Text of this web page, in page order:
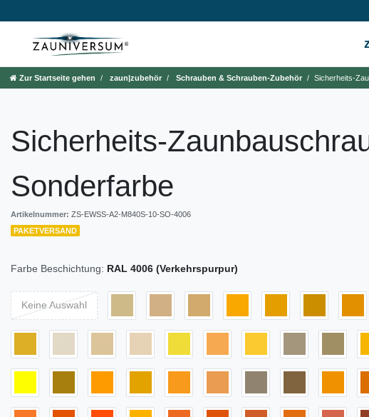
Zur Startseite gehen zaun|zubehör Schrauben & Schrauben-Zubehör Sicherheits-
Sicherheits-
Sonderfarbe
Artikelnummer: ZS-EWSS-A2-M840S-10-SO-4006
PAKETVERSAND
Farbe Beschichtung: RAL 4006 (Verkehrspurpur)
Keine Auswahl